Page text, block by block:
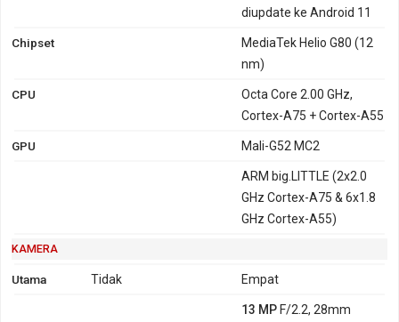
diupdate ke Android 11
Chipset
MediaTek Helio G80 (12
nm)
CPU
Octa Core 2.00 GHz,
Cortex-A75 + Cortex-A55
GPU Mali-G52 MC2
ARM big.LITTLE (2x2.0
GHz Cortex-A75 & 6x1.8
GHz Cortex-A55)
KAMERA
Utama Tidak Empat
13 MPF/2.2, 28mm